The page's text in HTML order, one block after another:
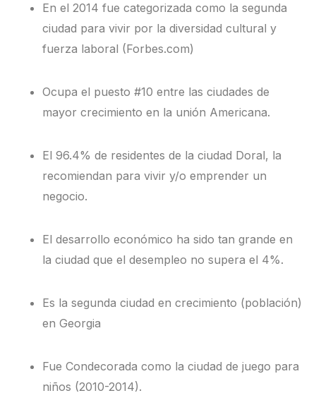
En el 2014 fue categorizada como la segunda
ciudad para vivir por la diversidad cultural y
fuerza laboral (Forbes.com)
Ocupa el puesto #10 entre las ciudades de
mayor crecimiento en la unión Americana.
El 96.4% de residentes de la ciudad Doral, la
recomiendan para vivir y/o emprender un
negocio.
El desarrollo económico ha sido tan grande en
la ciudad que el desempleo no supera el 4%.
Es la segunda ciudad en crecimiento (población)
en Georgia
Fue Condecorada como la ciudad de juego para
niños (2010-2014).